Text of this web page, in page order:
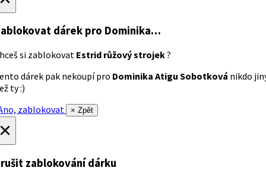
dárek pro Dominika…
si zablokovat Estrid růžový strojek?
dárek pak nekoupí pro Dominika Atigu Sobotková nikdo
ty :)
zablokovat
× Zpět
zablokování dárku